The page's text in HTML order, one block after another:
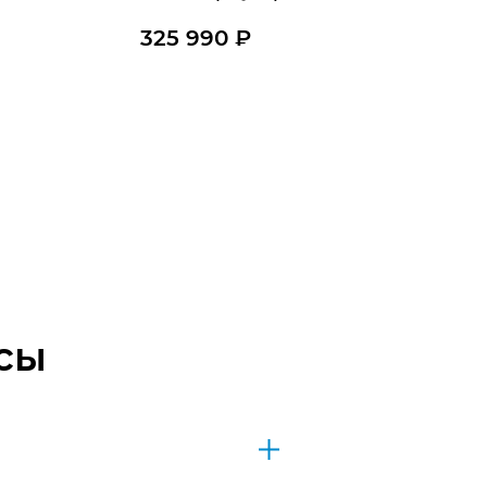
325 990 ₽